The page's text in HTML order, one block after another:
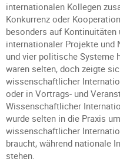
internationalen Kollegen
Konkurrenz oder
besonders auf
internationaler Projekte und
und vier politische Systeme
waren selten, doch zeigte
wissenschaftlicher
oder in Vortrags- und
Wissenschaftlicher
wurde selten in die Praxis
wissenschaftlicher
braucht, während nationale
stehen.